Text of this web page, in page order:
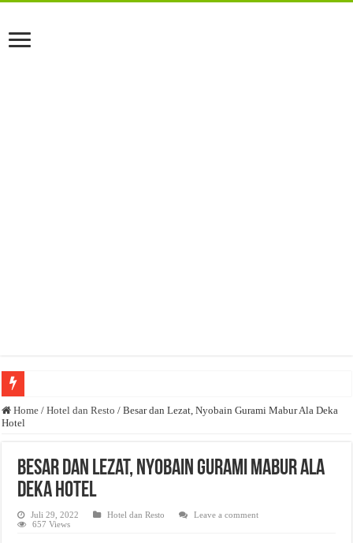
Anda butuh promosi usaha? Kontak ke Email redaksi@bisnisnasional.com
Dibutuhkan Marketing. Lamaran di-email ke redaksi@bisnisnasional.com
Home / Hotel dan Resto / Besar dan Lezat, Nyobain Gurami Mabur Ala Deka
Hotel
Besar dan Lezat, Nyobain Gurami Mabur Ala
Deka Hotel
Juli 29, 2022 Hotel dan Resto
Leave a comment
657 Views